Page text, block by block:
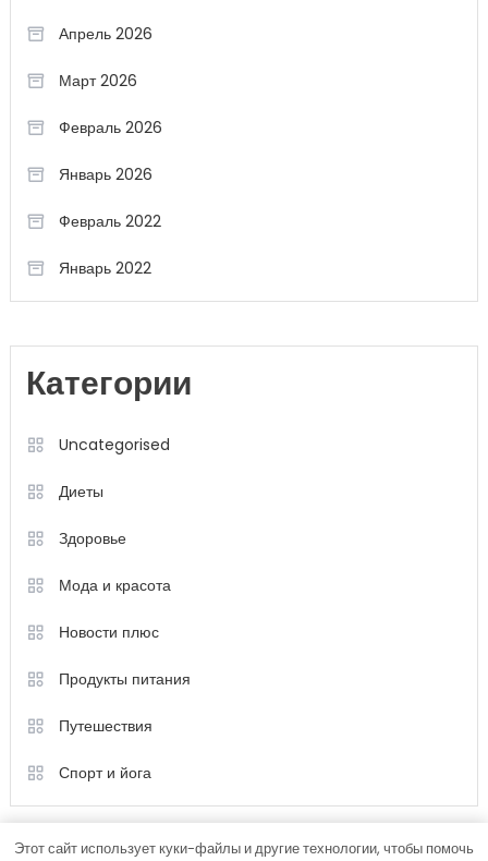
Апрель 2026
Март 2026
Февраль 2026
Январь 2026
Февраль 2022
Январь 2022
Категории
Uncategorised
Диеты
Здоровье
Мода и красота
Новости плюс
Продукты питания
Путешествия
Спорт и йога
Этот сайт использует куки-файлы и другие технологии, чтобы помочь